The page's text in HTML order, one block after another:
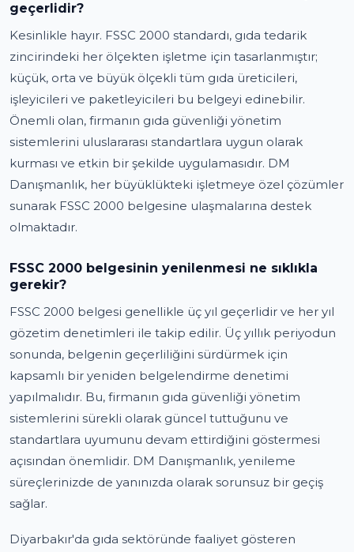
geçerlidir?
Kesinlikle hayır. FSSC 2000 standardı, gıda tedarik
zincirindeki her ölçekten işletme için tasarlanmıştır;
küçük, orta ve büyük ölçekli tüm gıda üreticileri,
işleyicileri ve paketleyicileri bu belgeyi edinebilir.
Önemli olan, firmanın gıda güvenliği yönetim
sistemlerini uluslararası standartlara uygun olarak
kurması ve etkin bir şekilde uygulamasıdır. DM
Danışmanlık, her büyüklükteki işletmeye özel çözümler
sunarak FSSC 2000 belgesine ulaşmalarına destek
olmaktadır.
FSSC 2000 belgesinin yenilenmesi ne sıklıkla
gerekir?
FSSC 2000 belgesi genellikle üç yıl geçerlidir ve her yıl
gözetim denetimleri ile takip edilir. Üç yıllık periyodun
sonunda, belgenin geçerliliğini sürdürmek için
kapsamlı bir yeniden belgelendirme denetimi
yapılmalıdır. Bu, firmanın gıda güvenliği yönetim
sistemlerini sürekli olarak güncel tuttuğunu ve
standartlara uyumunu devam ettirdiğini göstermesi
açısından önemlidir. DM Danışmanlık, yenileme
süreçlerinizde de yanınızda olarak sorunsuz bir geçiş
sağlar.
Diyarbakır'da gıda sektöründe faaliyet gösteren